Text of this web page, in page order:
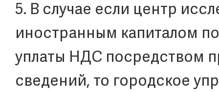
5. В случае если центр
иностранным капиталом
уплаты НДС посредством
сведений, то городское